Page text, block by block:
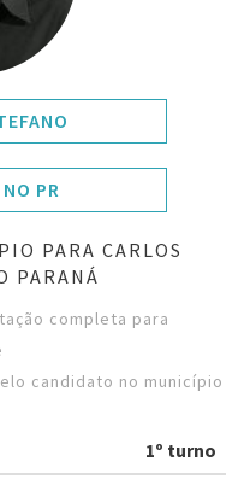
PR
PARA CARLOS
PARANÁ
completa para
candidato no município
1º turno